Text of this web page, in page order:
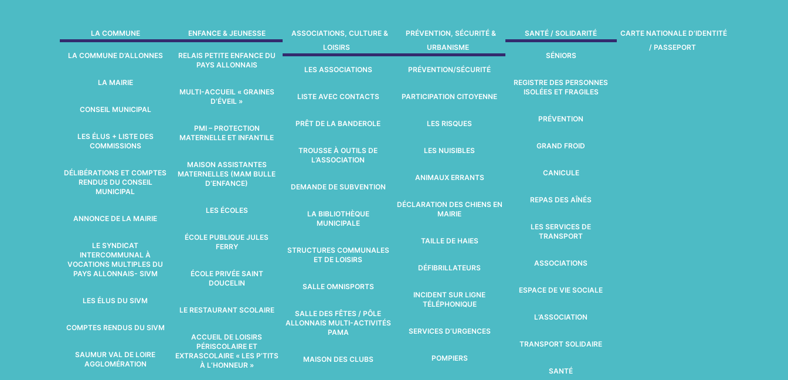
LA COMMUNE
LA COMMUNE D’ALLONNES
LA MAIRIE
CONSEIL MUNICIPAL
LES ÉLUS + LISTE DES
COMMISSIONS
DÉLIBÉRATIONS ET COMPTES
RENDUS DU CONSEIL
MUNICIPAL
ANNONCE DE LA MAIRIE
LE SYNDICAT
INTERCOMMUNAL À
VOCATIONS MULTIPLES DU
PAYS ALLONNAIS- SIVM
LES ÉLUS DU SIVM
COMPTES RENDUS DU SIVM
SAUMUR VAL DE LOIRE
AGGLOMÉRATION
ENFANCE & JEUNESSE
RELAIS PETITE ENFANCE DU
PAYS ALLONNAIS
MULTI-ACCUEIL « GRAINES
D’ÉVEIL »
PMI – PROTECTION
MATERNELLE ET INFANTILE
MAISON ASSISTANTES
MATERNELLES (MAM BULLE
D’ENFANCE)
LES ÉCOLES
ÉCOLE PUBLIQUE JULES
FERRY
ÉCOLE PRIVÉE SAINT
DOUCELIN
LE RESTAURANT SCOLAIRE
ACCUEIL DE LOISIRS
PÉRISCOLAIRE ET
EXTRASCOLAIRE « LES P’TITS
À L’HONNEUR »
ASSOCIATIONS, CULTURE &
LOISIRS
LES ASSOCIATIONS
LISTE AVEC CONTACTS
PRÊT DE LA BANDEROLE
TROUSSE À OUTILS DE
L’ASSOCIATION
DEMANDE DE SUBVENTION
LA BIBLIOTHÈQUE
MUNICIPALE
STRUCTURES COMMUNALES
ET DE LOISIRS
SALLE OMNISPORTS
SALLE DES FÊTES / PÔLE
ALLONNAIS MULTI-ACTIVITÉS
PAMA
MAISON DES CLUBS
PRÉVENTION, SÉCURITÉ &
URBANISME
PRÉVENTION/SÉCURITÉ
PARTICIPATION CITOYENNE
LES RISQUES
LES NUISIBLES
ANIMAUX ERRANTS
DÉCLARATION DES CHIENS EN
MAIRIE
TAILLE DE HAIES
DÉFIBRILLATEURS
INCIDENT SUR LIGNE
TÉLÉPHONIQUE
SERVICES D’URGENCES
POMPIERS
SANTÉ / SOLIDARITÉ
SÉNIORS
REGISTRE DES PERSONNES
ISOLÉES ET FRAGILES
PRÉVENTION
GRAND FROID
CANICULE
REPAS DES AÎNÉS
LES SERVICES DE
TRANSPORT
ASSOCIATIONS
ESPACE DE VIE SOCIALE
L’ASSOCIATION
TRANSPORT SOLIDAIRE
SANTÉ
CARTE NATIONALE D’IDENTITÉ
/ PASSEPORT